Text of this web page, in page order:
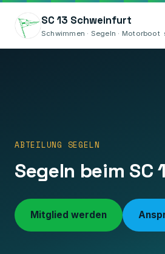
SC 13 Schweinfurt
Schwimmen · Segeln · Motorboot
❮
ABTEILUNG SEGELN
Segeln beim SC
Mitglied werden